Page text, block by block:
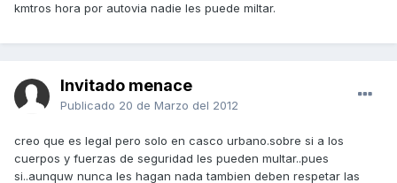
kmtros hora por autovia nadie les puede miltar.
Invitado menace
Publicado 20 de Marzo del 2012
creo que es legal pero solo en casco urbano.sobre si a los
cuerpos y fuerzas de seguridad les pueden multar..pues
si..aunquw nunca les hagan nada tambien deben respetar las